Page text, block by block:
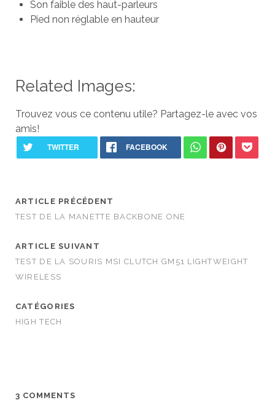
Son faible des haut-parleurs
Pied non réglable en hauteur
Related Images:
Trouvez vous ce contenu utile? Partagez-le avec vos
amis!
ARTICLE PRÉCÉDENT
TEST DE LA MANETTE BACKBONE ONE
ARTICLE SUIVANT
TEST DE LA SOURIS MSI CLUTCH GM51 LIGHTWEIGHT
WIRELESS
CATÉGORIES
HIGH TECH
3 COMMENTS